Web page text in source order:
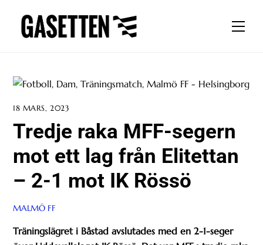
content
18 MARS, 2023
Tredje raka MFF-segern
mot ett lag från Elitettan
– 2-1 mot IK Rössö
MALMÖ FF
Träningslägret i Båstad avslutades med en 2-1-seger